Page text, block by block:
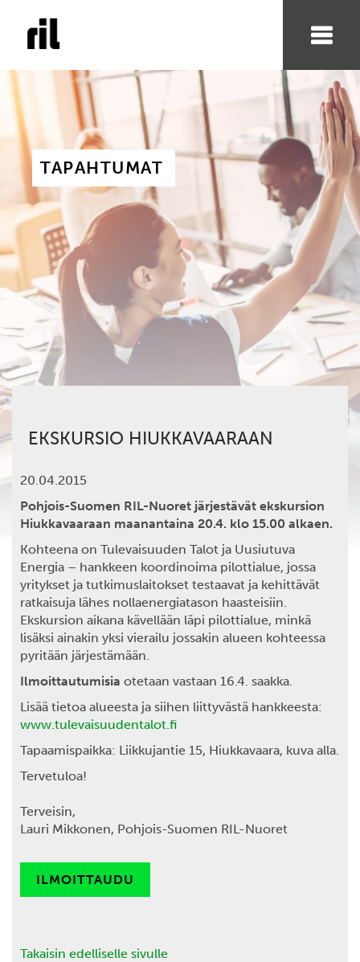
TAPAHTUMAT
EKSKURSIO HIUKKAVAARAAN
20.04.2015
Pohjois-Suomen RIL-Nuoret järjestävät ekskursion
Hiukkavaaraan maanantaina 20.4. klo 15.00 alkaen.
Kohteena on Tulevaisuuden Talot ja Uusiutuva
Energia – hankkeen koordinoima pilottialue, jossa
yritykset ja tutkimuslaitokset testaavat ja kehittävät
ratkaisuja lähes nollaenergiatason haasteisiin.
Ekskursion aikana kävellään läpi pilottialue, minkä
lisäksi ainakin yksi vierailu jossakin alueen kohteessa
pyritään järjestämään.
Ilmoittautumisia otetaan vastaan 16.4. saakka.
Lisää tietoa alueesta ja siihen liittyvästä hankkeesta:
www.tulevaisuudentalot.fi
Tapaamispaikka: Liikkujantie 15, Hiukkavaara, kuva alla.
Tervetuloa!
Terveisin,
Lauri Mikkonen, Pohjois-Suomen RIL-Nuoret
ILMOITTAUDU
Takaisin edelliselle sivulle